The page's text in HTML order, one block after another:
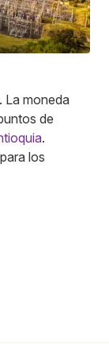
La moneda
de
.
los